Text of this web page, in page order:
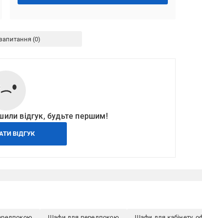
відгук, будьте першим!
ВІДГУК